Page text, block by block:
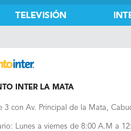
TELEVISIÓN
INTER LA MATA
3 con Av. Principal de la Mata,
Lunes a viernes de 8:00 A.M a